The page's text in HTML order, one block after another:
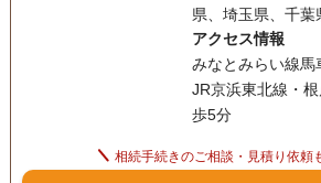
県、埼玉県、千葉
アクセス情報
みなとみらい線馬
JR京浜東北線・
歩5分
相続手続きのご相談・見積り依頼